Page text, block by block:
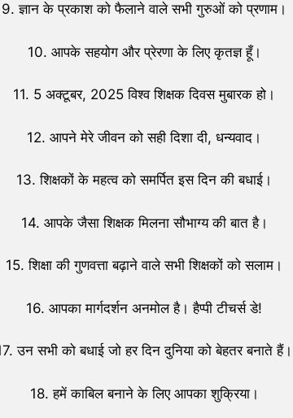
9. ज्ञान के प्रकाश को फैलाने वाले सभी गुरुओं को प्रणाम।
10. आपके सहयोग और प्रेरणा के लिए कृतज्ञ हूँ।
11. 5 अक्टूबर, 2025 विश्व शिक्षक दिवस मुबारक हो।
12. आपने मेरे जीवन को सही दिशा दी, धन्यवाद।
13. शिक्षकों के महत्व को समर्पित इस दिन की बधाई।
14. आपके जैसा शिक्षक मिलना सौभाग्य की बात है।
15. शिक्षा की गुणवत्ता बढ़ाने वाले सभी शिक्षकों को सलाम।
16. आपका मार्गदर्शन अनमोल है। हैप्पी टीचर्स डे!
उन सभी को बधाई जो हर दिन दुनिया को बेहतर बनाते हैं।
18. हमें काबिल बनाने के लिए आपका शुक्रिया।